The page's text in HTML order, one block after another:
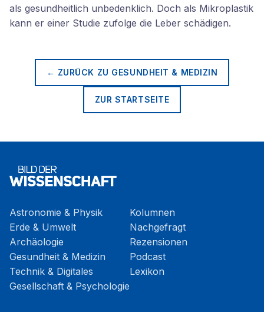
als gesundheitlich unbedenklich. Doch als Mikroplastik
kann er einer Studie zufolge die Leber schädigen.
← ZURÜCK ZU GESUNDHEIT & MEDIZIN
ZUR STARTSEITE
Astronomie & Physik
Erde & Umwelt
Archäologie
Gesundheit & Medizin
Technik & Digitales
Gesellschaft & Psychologie
Kolumnen
Nachgefragt
Rezensionen
Podcast
Lexikon